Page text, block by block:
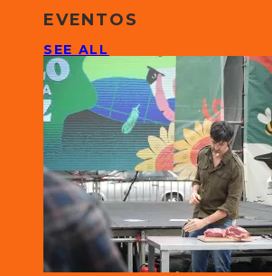
EVENTOS
SEE ALL